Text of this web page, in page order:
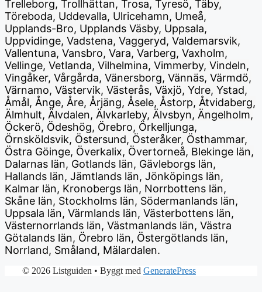
Trelleborg, Trollhättan, Trosa, Tyresö, Täby,
Töreboda, Uddevalla, Ulricehamn, Umeå,
Upplands-Bro, Upplands Väsby, Uppsala,
Uppvidinge, Vadstena, Vaggeryd, Valdemarsvik,
Vallentuna, Vansbro, Vara, Varberg, Vaxholm,
Vellinge, Vetlanda, Vilhelmina, Vimmerby, Vindeln,
Vingåker, Vårgårda, Vänersborg, Vännäs, Värmdö,
Värnamo, Västervik, Västerås, Växjö, Ydre, Ystad,
Åmål, Ånge, Åre, Årjäng, Åsele, Åstorp, Åtvidaberg,
Älmhult, Älvdalen, Älvkarleby, Älvsbyn, Ängelholm,
Öckerö, Ödeshög, Örebro, Örkelljunga,
Örnsköldsvik, Östersund, Österåker, Östhammar,
Östra Göinge, Överkalix, Övertorneå, Blekinge län,
Dalarnas län, Gotlands län, Gävleborgs län,
Hallands län, Jämtlands län, Jönköpings län,
Kalmar län, Kronobergs län, Norrbottens län,
Skåne län, Stockholms län, Södermanlands län,
Uppsala län, Värmlands län, Västerbottens län,
Västernorrlands län, Västmanlands län, Västra
Götalands län, Örebro län, Östergötlands län,
Norrland, Småland, Mälardalen.
© 2026 Listguiden • Byggt med GeneratePress